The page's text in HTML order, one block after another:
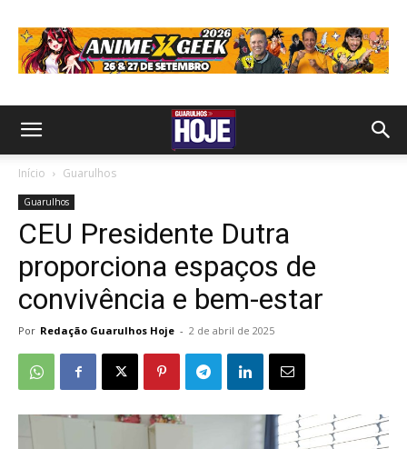
Início Guarulhos
Guarulhos
CEU Presidente Dutra
proporciona espaços de
convivência e bem-estar
Por Redação Guarulhos Hoje - 2 de abril de 2025